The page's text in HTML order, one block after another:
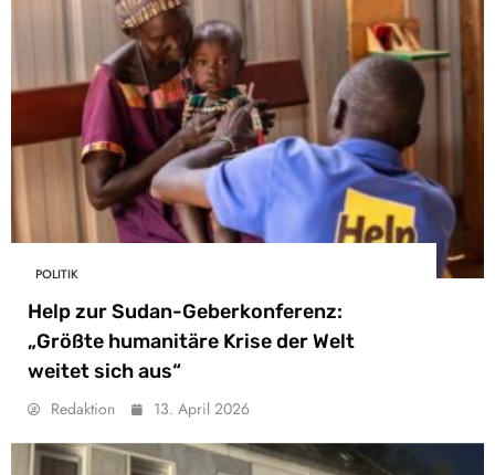
POLITIK
Help zur Sudan-Geberkonferenz:
„Größte humanitäre Krise der Welt
weitet sich aus“
Redaktion 13. April 2026